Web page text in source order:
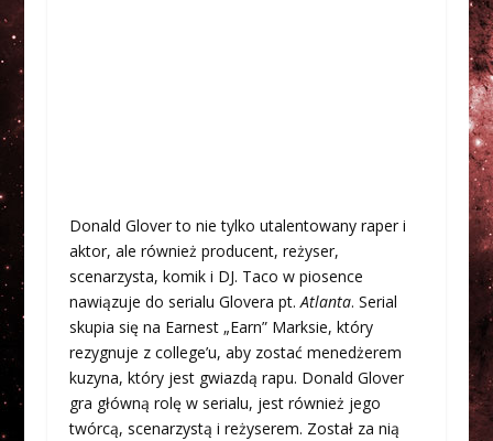
Donald Glover to nie tylko utalentowany raper i
aktor, ale również producent, reżyser,
scenarzysta, komik i DJ. Taco w piosence
nawiązuje do serialu Glovera pt.Atlanta. Serial
skupia się na Earnest „Earn” Marksie, który
rezygnuje z college’u, aby zostać menedżerem
kuzyna, który jest gwiazdą rapu. Donald Glover
gra główną rolę w serialu, jest również jego
twórcą, scenarzystą i reżyserem. Został za nią